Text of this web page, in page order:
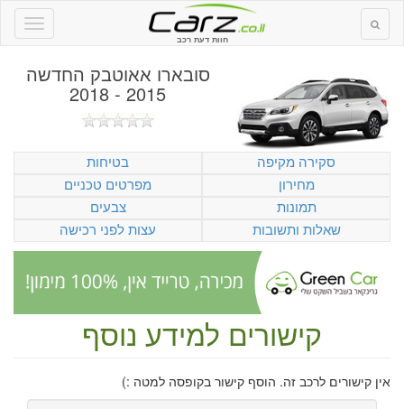
חוות דעת רכב
סובארו אאוטבק החדשה
2015 - 2018
סקירה מקיפה
בטיחות
מחירון
מפרטים טכניים
תמונות
צבעים
שאלות ותשובות
עצות לפני רכישה
קישורים למידע נוסף
אין קישורים לרכב זה. הוסף קישור בקופסה למטה :)